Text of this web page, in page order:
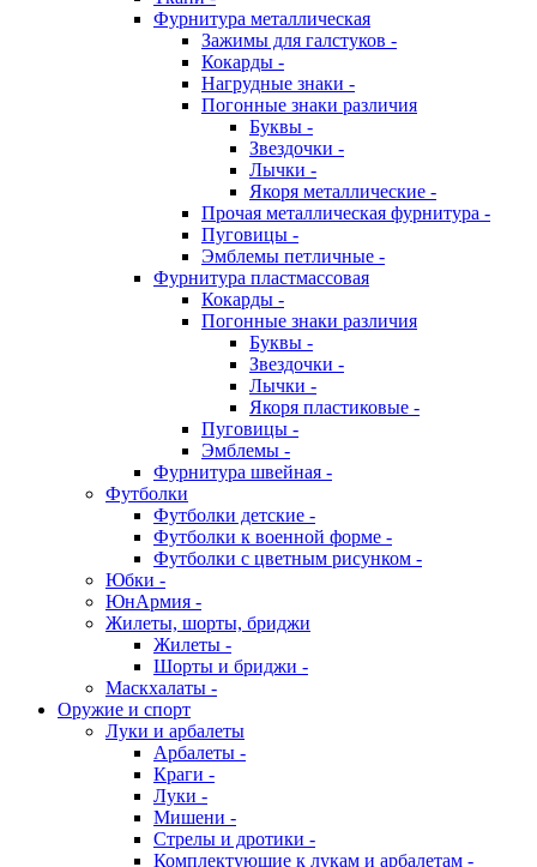
Фурнитура металлическая
Зажимы для галстуков -
Кокарды -
Нагрудные знаки -
Погонные знаки различия
Буквы -
Звездочки -
Лычки -
Якоря металлические -
Прочая металлическая фурнитура -
Пуговицы -
Эмблемы петличные -
Фурнитура пластмассовая
Кокарды -
Погонные знаки различия
Буквы -
Звездочки -
Лычки -
Якоря пластиковые -
Пуговицы -
Эмблемы -
Фурнитура швейная -
Футболки
Футболки детские -
Футболки к военной форме -
Футболки с цветным рисунком -
Юбки -
ЮнАрмия -
Жилеты, шорты, бриджи
Жилеты -
Шорты и бриджи -
Маскхалаты -
Оружие и спорт
Луки и арбалеты
Арбалеты -
Краги -
Луки -
Мишени -
Стрелы и дротики -
Комплектующие к лукам и арбалетам -